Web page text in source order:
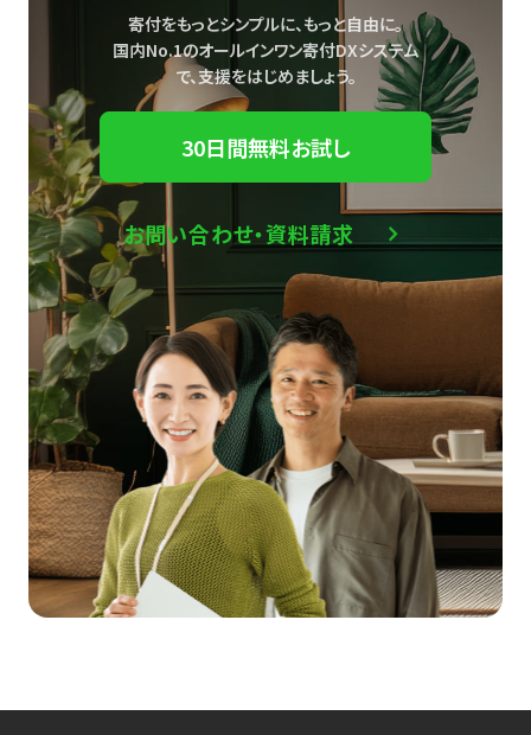
寄付をもっとシンプルに、もっと自由に。
国内No.1のオールインワン寄付DXシステム
で、支援をはじめましょう。
30日間無料お試し
お問い合わせ・資料請求